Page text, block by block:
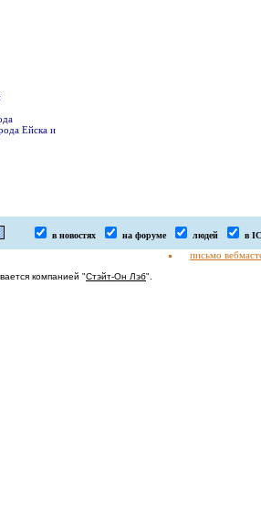
Ейска и
в новостях на форуме людей в
письмо
компанией "Стэйт-Он Лэб".